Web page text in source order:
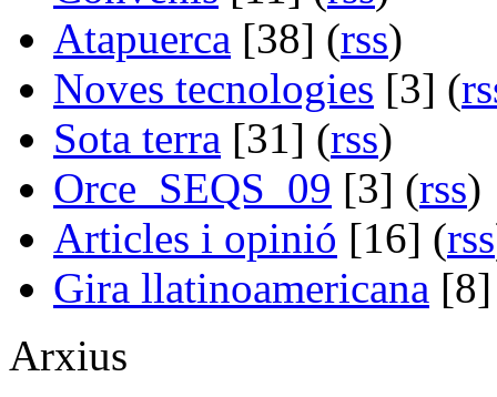
Atapuerca [38] (rss)
Noves tecnologies [3] (
Sota terra [31] (rss)
Orce_SEQS_09 [3] (rss)
Articles i opinió [16] (rss
Gira llatinoamericana
Arxius